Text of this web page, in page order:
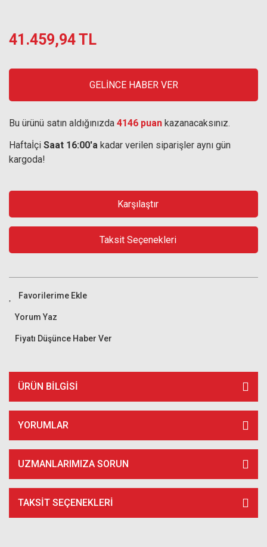
41.459,94 TL
GELİNCE HABER VER
Bu ürünü satın aldığınızda 4146 puan kazanacaksınız.
Haftaİçi Saat 16:00'a kadar verilen siparişler aynı gün
kargoda!
Karşılaştır
Taksit Seçenekleri
Yorum Yaz
Fiyatı Düşünce Haber Ver
ÜRÜN BILGISI
YORUMLAR
UZMANLARIMIZA SORUN
TAKSIT SEÇENEKLERI